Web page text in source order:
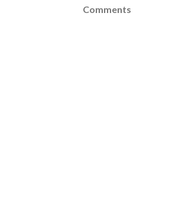
Comments